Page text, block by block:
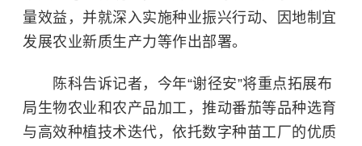
量效益，并就深入实施种业振兴行动、因地制宜
发展农业新质生产力等作出部署。
陈科告诉记者，今年“谢径安”将重点拓展布
局生物农业和农产品加工，推动番茄等品种选育
与高效种植技术迭代，依托数字种苗工厂的优质